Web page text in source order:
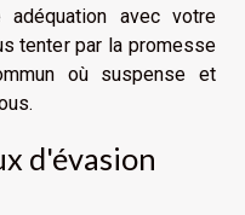
avec votre
tenter par la promesse
où suspense et
d'évasion